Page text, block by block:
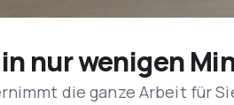
nur wenigen
die ganze Arbeit für